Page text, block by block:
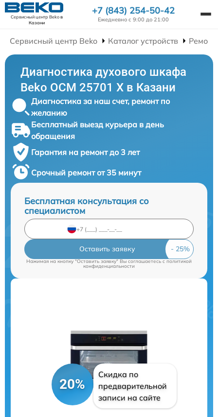
Сервисный центр Bekoв
Казани
+7 (843) 254-50-42
Ежедневно с 9:00 до 21:00
Сервисный центр Beko Каталог устройств
Диагностика духового шкафа
Beko OCM 25701 X в Казани
Диагностика за наш счет, ремонт по
желанию
Бесплатный выезд курьера в день
обращения
Гарантия на ремонт до 3 лет
Срочный ремонт от 35 минут
Бесплатная консультация со
специалистом
Оставить заявку
Нажимая на кнопку "Оставить заявку" Вы соглашаетесь c политикой
конфиденциальности
20%
Скидка по
предварительной
записи на сайте